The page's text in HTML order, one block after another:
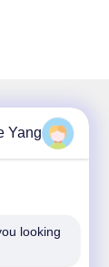
Yang
looking